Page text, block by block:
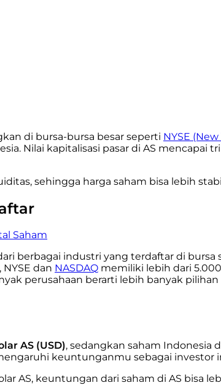
di bursa-bursa besar seperti NYSE
Nilai kapitalisasi pasar di AS mencapai
sehingga harga saham bisa lebih
Saham
berbagai industri yang terdaftar di
dan NASDAQ memiliki lebih dari
perusahaan berarti lebih banyak
AS (USD), sedangkan saham Indonesia
keuntunganmu sebagai investor
AS, keuntungan dari saham di AS bisa